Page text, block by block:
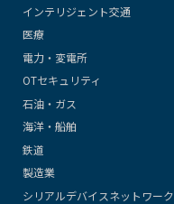
インテリジェント交通
医療
電力・変電所
OTセキュリティ
石油・ガス
海洋・船舶
鉄道
製造業
シリアルデバイスネットワーク